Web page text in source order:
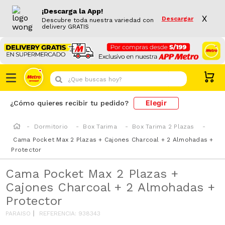
¡Descarga la App!
Descubre toda nuestra variedad con
delivery GRATIS
Descargar X
¿Que buscas hoy?
¿Cómo quieres recibir tu pedido? Elegir
Dormitorio Box Tarima
Box Tarima 2 Plazas
Cama Pocket Max 2 Plazas + Cajones Charcoal + 2 Almohadas +
Protector
Cama Pocket Max 2 Plazas +
Cajones Charcoal + 2 Almohadas +
Protector
PARAISO REFERENCIA: 938343